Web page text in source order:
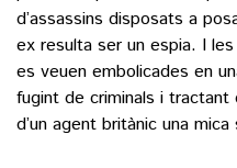
d’assassins disposats a
ex resulta ser un espia. I
es veuen embolicades en
fugint de criminals i tractant
d’un agent britànic una